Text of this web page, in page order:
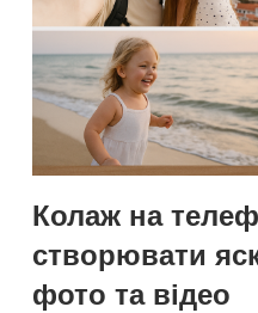
Колаж на
створювати
фото та відео